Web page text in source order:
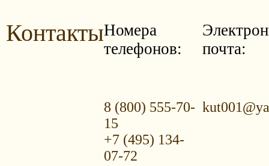
КонтактыНомера
телефонов:
8 (800) 555-70-
15
+7 (495) 134-
07-72
почта: